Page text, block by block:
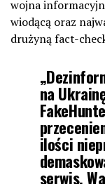
wojna
wiodącą oraz
drużyną fact-
„
na
ilości
serwis.